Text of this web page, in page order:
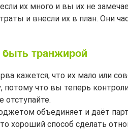
их много и вы их не
и внесли их в план. Они
быть транжирой
кажется, что их мало или
потому что вы теперь
отступайте.
объединяет и даёт
хороший способ сделать